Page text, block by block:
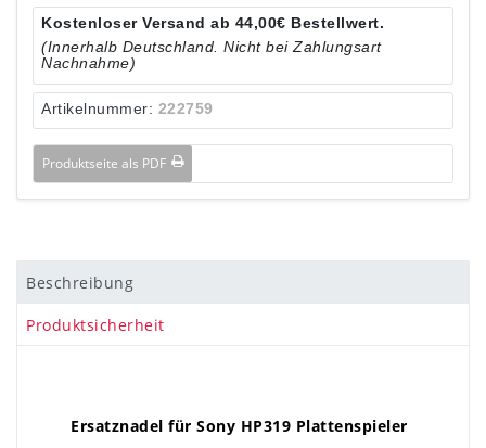
Kostenloser Versand ab 44,00€ Bestellwert.
(Innerhalb Deutschland. Nicht bei Zahlungsart
Nachnahme)
Artikelnummer: 222759
Produktseite als PDF
Beschreibung
Produktsicherheit
Ersatznadel für Sony HP319 Plattenspieler